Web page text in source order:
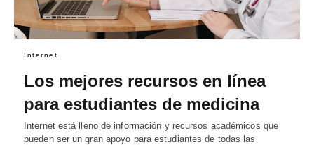
Internet
Los mejores recursos en línea
para estudiantes de medicina
Internet está lleno de información y recursos académicos que
pueden ser un gran apoyo para estudiantes de todas las